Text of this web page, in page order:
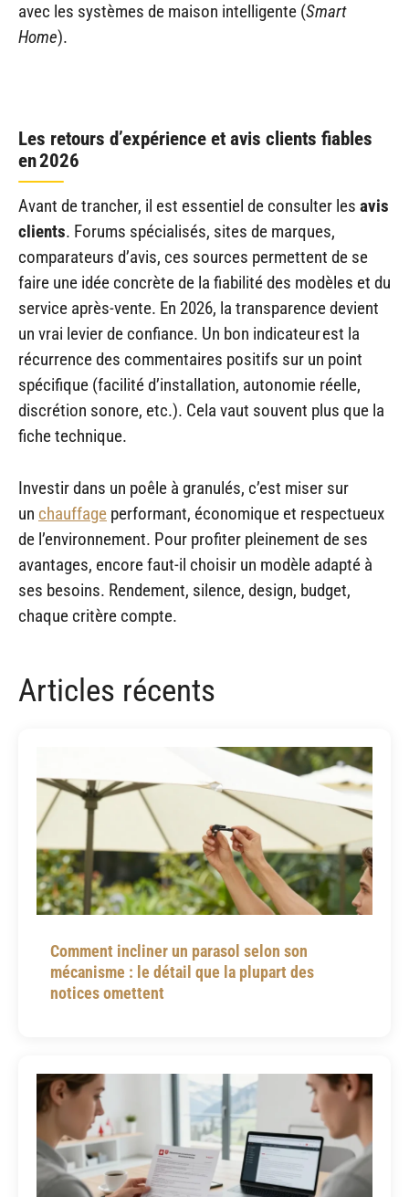
avec les systèmes de maison intelligente (Smart
Home).
Les retours d’expérience et avis clients fiables
en 2026
Avant de trancher, il est essentiel de consulter les avis
clients. Forums spécialisés, sites de marques,
comparateurs d’avis, ces sources permettent de se
faire une idée concrète de la fiabilité des modèles et du
service après-vente. En 2026, la transparence devient
un vrai levier de confiance. Un bon indicateur est la
récurrence des commentaires positifs sur un point
spécifique (facilité d’installation, autonomie réelle,
discrétion sonore, etc.). Cela vaut souvent plus que la
fiche technique.
Investir dans un poêle à granulés, c’est miser sur
un chauffage performant, économique et respectueux
de l’environnement. Pour profiter pleinement de ses
avantages, encore faut-il choisir un modèle adapté à
ses besoins. Rendement, silence, design, budget,
chaque critère compte.
Articles récents
Comment incliner un parasol selon son
mécanisme : le détail que la plupart des
notices omettent